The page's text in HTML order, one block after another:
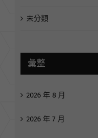
未分類
彙整
2026 年 8 月
2026 年 7 月